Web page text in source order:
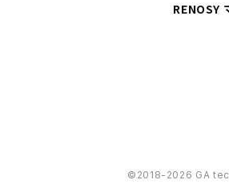
RENOSY
©︎2018-2026 GA